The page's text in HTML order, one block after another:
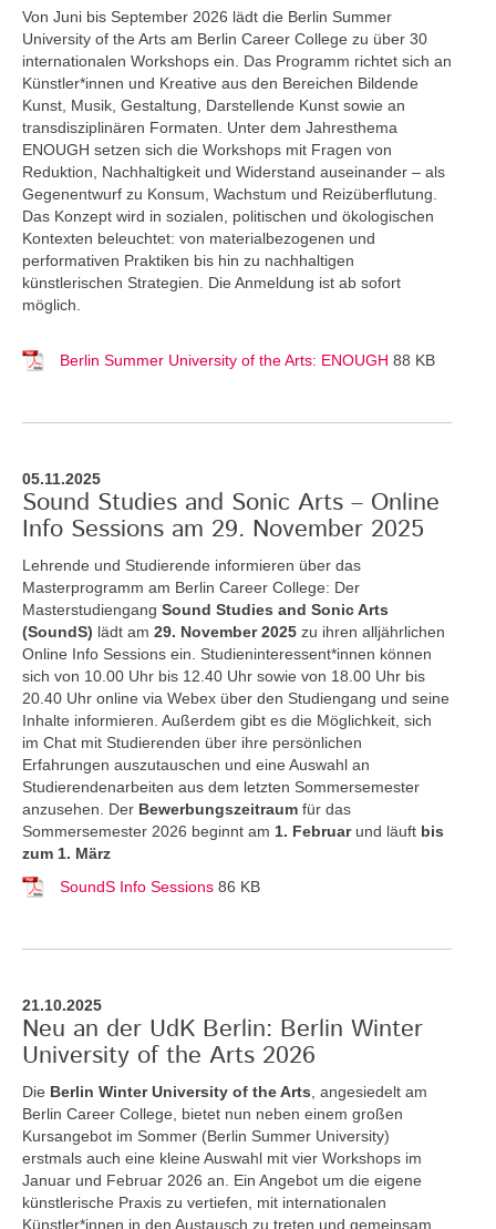
Von Juni bis September 2026 lädt die Berlin Summer
University of the Arts am Berlin Career College zu über 30
internationalen Workshops ein. Das Programm richtet sich an
Künstler*innen und Kreative aus den Bereichen Bildende
Kunst, Musik, Gestaltung, Darstellende Kunst sowie an
transdisziplinären Formaten. Unter dem Jahresthema
ENOUGH setzen sich die Workshops mit Fragen von
Reduktion, Nachhaltigkeit und Widerstand auseinander – als
Gegenentwurf zu Konsum, Wachstum und Reizüberflutung.
Das Konzept wird in sozialen, politischen und ökologischen
Kontexten beleuchtet: von materialbezogenen und
performativen Praktiken bis hin zu nachhaltigen
künstlerischen Strategien. Die Anmeldung ist ab sofort
möglich.
Berlin Summer University of the Arts: ENOUGH 88 KB
05.11.2025
Sound Studies and Sonic Arts – Online
Info Sessions am 29. November 2025
Lehrende und Studierende informieren über das
Masterprogramm am Berlin Career College: Der
Masterstudiengang Sound Studies and Sonic Arts
(SoundS) lädt am 29. November 2025 zu ihren alljährlichen
Online Info Sessions ein. Studieninteressent*innen können
sich von 10.00 Uhr bis 12.40 Uhr sowie von 18.00 Uhr bis
20.40 Uhr online via Webex über den Studiengang und seine
Inhalte informieren. Außerdem gibt es die Möglichkeit, sich
im Chat mit Studierenden über ihre persönlichen
Erfahrungen auszutauschen und eine Auswahl an
Studierendenarbeiten aus dem letzten Sommersemester
anzusehen. Der Bewerbungszeitraum für das
Sommersemester 2026 beginnt am 1. Februar und läuft bis
zum 1. März
SoundS Info Sessions 86 KB
21.10.2025
Neu an der UdK Berlin: Berlin Winter
University of the Arts 2026
Die Berlin Winter University of the Arts , angesiedelt am
Berlin Career College, bietet nun neben einem großen
Kursangebot im Sommer (Berlin Summer University)
erstmals auch eine kleine Auswahl mit vier Workshops im
Januar und Februar 2026 an. Ein Angebot um die eigene
künstlerische Praxis zu vertiefen, mit internationalen
Künstler*innen in den Austausch zu treten und gemeinsam